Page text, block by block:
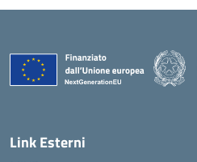
Link Esterni